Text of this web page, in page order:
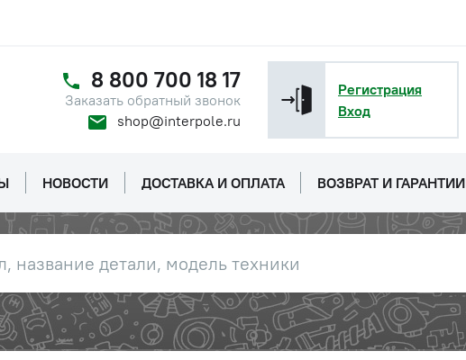
8 800 700 18 17
Заказать обратный звонок
shop@interpole.ru
Регистрация
Вход
НОВОСТИ ДОСТАВКА И ОПЛАТА ВОЗВРАТ И ГАРАНТИИ